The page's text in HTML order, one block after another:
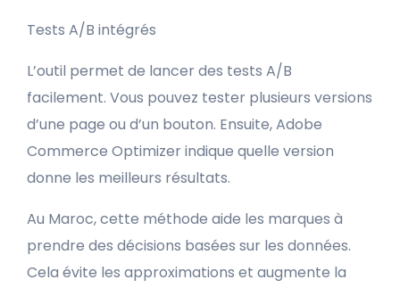
Tests A/B intégrés
L’outil permet de lancer des tests A/B
facilement. Vous pouvez tester plusieurs versions
d’une page ou d’un bouton. Ensuite, Adobe
Commerce Optimizer indique quelle version
donne les meilleurs résultats.
Au Maroc, cette méthode aide les marques à
prendre des décisions basées sur les données.
Cela évite les approximations et augmente la